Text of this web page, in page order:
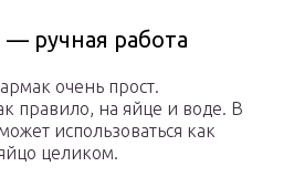
ручная работа
очень прост.
правило, на яйце и воде. В
использоваться как
целиком.